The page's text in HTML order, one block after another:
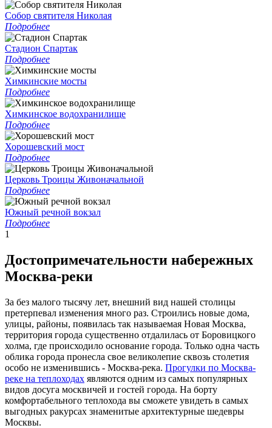
Собор святителя Николая
Подробнее
Стадион Спартак
Подробнее
Химкинские мосты
Подробнее
Химкинское водохранилище
Подробнее
Хорошевский мост
Подробнее
Церковь Троицы Живоначальной
Подробнее
Южный речной вокзал
Подробнее
1
Достопримечательности набережных
Москва-реки
За без малого тысячу лет, внешний вид нашей столицы
претерпевал изменения много раз. Строились новые дома,
улицы, районы, появилась так называемая Новая Москва,
территория города существенно отдалилась от Боровицкого
холма, где происходило основание города. Только одна часть
облика города пронесла свое великолепие сквозь столетия
особо не изменившись - Москва-река. Прогулки по Москва-
реке на теплоходах являются одним из самых популярных
видов досуга москвичей и гостей города. На борту
комфортабельного теплохода вы сможете увидеть в самых
выгодных ракурсах знаменитые архитектурные шедевры
Москвы.